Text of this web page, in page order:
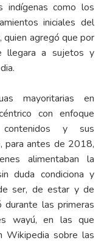
como los
iniciales del
agregó que por
llegara a sujetos y
mayoritarias en
con enfoque
y sus
para antes de 2018,
alimentaban la
duda condiciona y
ser, de estar y de
las primeras
wayú, en las que
Wikipedia sobre las